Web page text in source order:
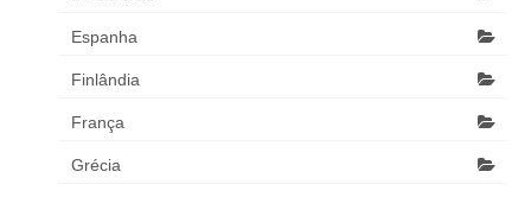
Espanha
Finlândia
França
Grécia